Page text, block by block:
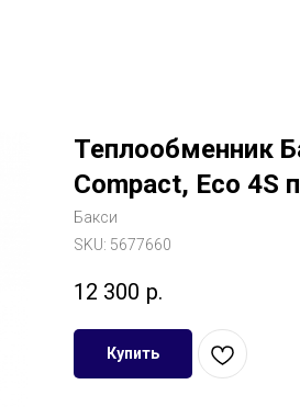
Теплообменник
Compact, Eco 4S
Бакси
SKU: 5677660
12 300 р.
Купить